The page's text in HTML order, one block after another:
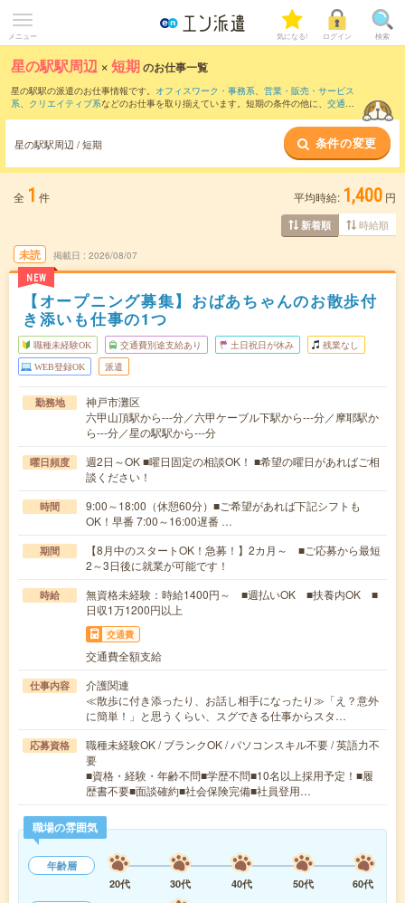
メニュー 気になる! ログイン 検索
星の駅駅周辺 ×短期のお仕事一覧
星の駅駅の派遣のお仕事情報です。 オフィスワーク・事務系、 営業・販売・サービス
系、 クリエイティブ系などのお仕事を取り揃えています。短期の条件の他に、 交通費
星の駅駅周辺 / 短期 条件の変更
全 1 件 平均時給: 1,400 円
新着順 時給順
未読
NEW
掲載日 2026/08/07
【オープニング募集】おばあちゃんのお散歩付
き添いも仕事の1つ
職種未経験OK 交通費別途支給あり 土日祝日が休み 残業なし
WEB登録OK 派遣
勤務地
神戸市灘区
六甲山頂駅から---分／六甲ケーブル下駅から---分／摩耶駅か
ら---分／星の駅駅から---分
曜日頻度
週2日～OK ■曜日固定の相談OK！ ■希望の曜日があればご相
談ください！
時間
9:00～18:00（休憩60分）■ご希望があれば下記シフトも
OK！早番 7:00～16:00遅番 …
期間
【8月中のスタートOK！急募！】2カ月～ ■ご応募から最短
2～3日後に就業が可能です！
時給
無資格未経験：時給1400円～ ■週払いOK ■扶養内OK ■
日収1万1200円以上
交通費
交通費全額支給
仕事内容
介護関連
≪散歩に付き添ったり、お話し相手になったり≫「え？意外
に簡単！」と思うくらい、スグできる仕事からスタ…
応募資格
職種未経験OK / ブランクOK / パソコンスキル不要 / 英語力不
要
■資格・経験・年齢不問■学歴不問■10名以上採用予定！■履
歴書不要■面談確約■社会保険完備■社員登用…
職場の雰囲気
年齢層
20代
30代 40代 50代
60代